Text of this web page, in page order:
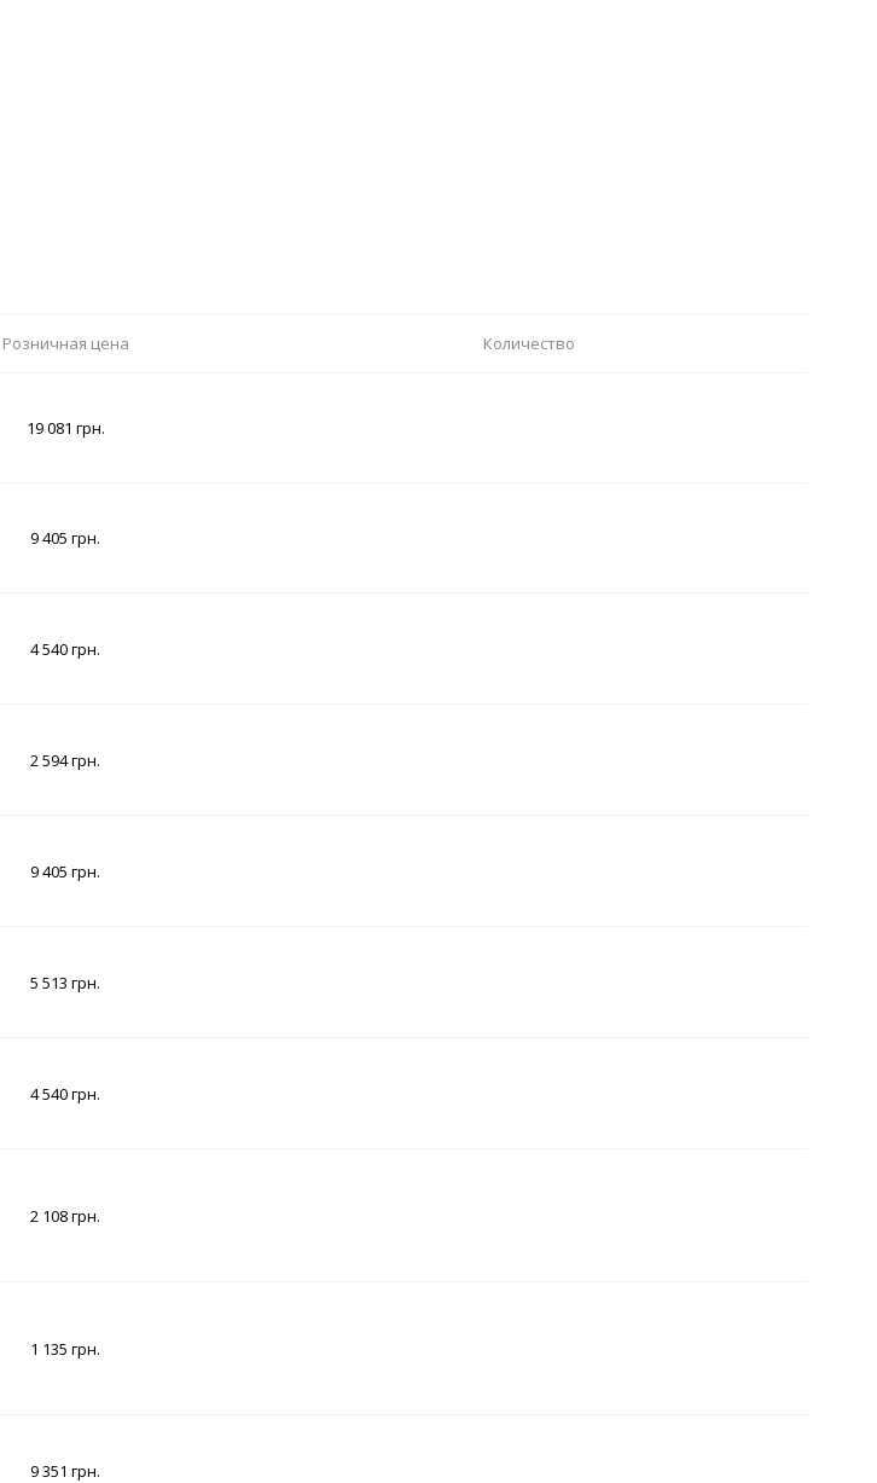
Розничная цена Количество
19 081 грн.
9 405 грн.
4 540 грн.
2 594 грн.
9 405 грн.
5 513 грн.
4 540 грн.
2 108 грн.
1 135 грн.
9 351 грн.